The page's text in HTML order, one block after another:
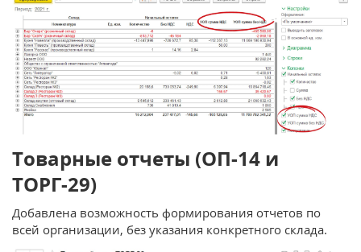
Товарные отчеты (ОП-14 и
ТОРГ-29)
Добавлена возможность формирования отчетов по
всей организации, без указания конкретного склада.